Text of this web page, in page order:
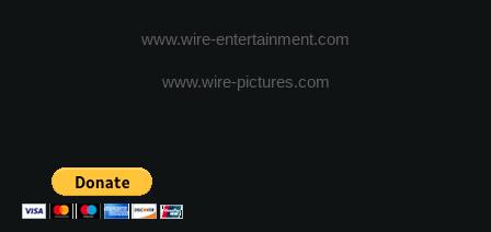
www.wire-entertainment.com
www.wire-pictures.com